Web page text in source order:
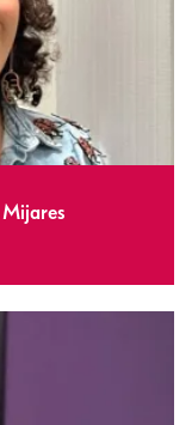
Mijares